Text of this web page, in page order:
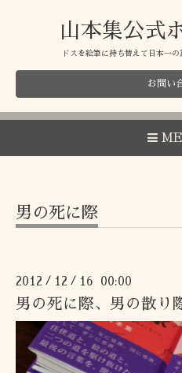
山本集公式
ドスを絵筆に持ち替えて日本一
お問い
男の死に際
2012 / 12 / 16 00:00
男の死に際、男の散り